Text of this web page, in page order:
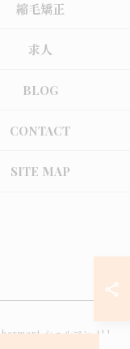
縮毛矯正
求人
BLOG
CONTACT
SITE MAP
シェルマン ALL